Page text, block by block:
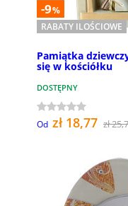
-9%
RABATY ILOŚCIOWE
Pamiątka
się w kościółku
DOSTĘPNY
Od zł 18,77 zł